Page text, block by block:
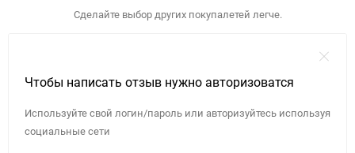
Сделайте выбор других покупалетей легче.
Чтобы написать отзыв нужно авторизоватся
Используйте свой логин/пароль или авторизуйтесь используя
социальные сети